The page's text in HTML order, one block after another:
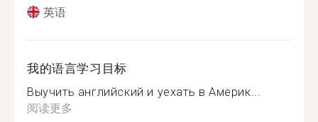
英语
我的语言学习目标
Выучить английский и уехать в Америк...
阅读更多